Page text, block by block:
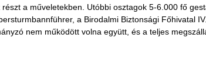
a műveletekben. Utóbbi osztagok 5-6.000 fő
a Birodalmi Biztonsági Főhivatal
nem működött volna együtt, és a teljes